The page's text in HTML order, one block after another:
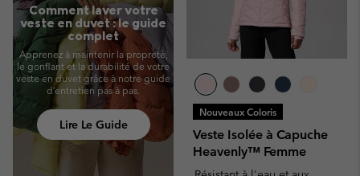
Comment laver votre
veste en duvet : le guide
complet
Apprenez à maintenir la propreté,
le gonflant et la durabilité de votre
veste en duvet grâce à notre guide
d’entretien pas à pas.
Lire Le Guide
Nouveaux Coloris
Veste Isolée à Capuche
Heavenly™ Femme